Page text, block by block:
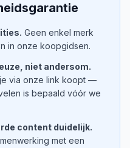
Geen enkel merk
in onze koopgidsen.
niet andersom.
via onze link koopt —
is bepaald vóór we
content duidelijk.
met een